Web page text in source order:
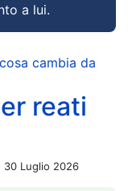
a lui.
cambia da
reati
30 Luglio 2026